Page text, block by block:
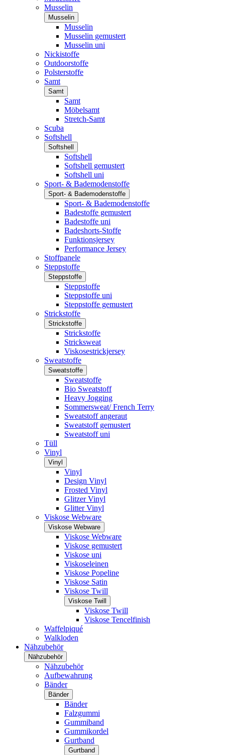
Musselin
Musselin
Musselin
Musselin gemustert
Musselin uni
Nickistoffe
Outdoorstoffe
Polsterstoffe
Samt
Samt
Samt
Möbelsamt
Stretch-Samt
Scuba
Softshell
Softshell
Softshell
Softshell gemustert
Softshell uni
Sport- & Bademodenstoffe
Sport- & Bademodenstoffe
Sport- & Bademodenstoffe
Badestoffe gemustert
Badestoffe uni
Badeshorts-Stoffe
Funktionsjersey
Performance Jersey
Stoffpanele
Steppstoffe
Steppstoffe
Steppstoffe
Steppstoffe uni
Steppstoffe gemustert
Strickstoffe
Strickstoffe
Strickstoffe
Stricksweat
Viskosestrickjersey
Sweatstoffe
Sweatstoffe
Sweatstoffe
Bio Sweatstoff
Heavy Jogging
Sommersweat/ French Terry
Sweatstoff angeraut
Sweatstoff gemustert
Sweatstoff uni
Tüll
Vinyl
Vinyl
Vinyl
Design Vinyl
Frosted Vinyl
Glitzer Vinyl
Glitter Vinyl
Viskose Webware
Viskose Webware
Viskose Webware
Viskose gemustert
Viskose uni
Viskoseleinen
Viskose Popeline
Viskose Satin
Viskose Twill
Viskose Twill
Viskose Twill
Viskose Tencelfinish
Waffelpiqué
Walkloden
Nähzubehör
Nähzubehör
Nähzubehör
Aufbewahrung
Bänder
Bänder
Bänder
Falzgummi
Gummiband
Gummikordel
Gurtband
Gurtband